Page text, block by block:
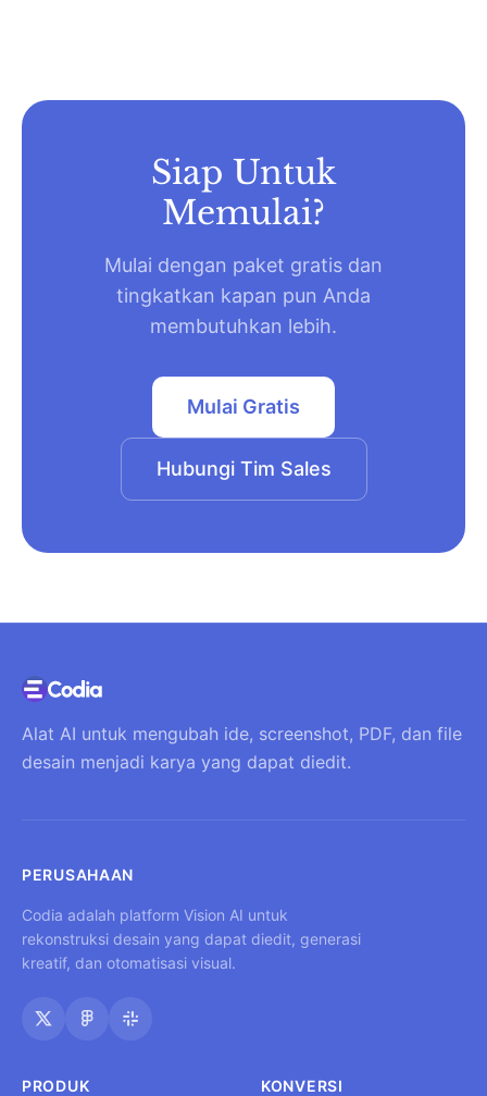
Siap Untuk
Memulai?
Mulai dengan paket gratis dan
tingkatkan kapan pun Anda
membutuhkan lebih.
Mulai Gratis
Hubungi Tim Sales
Alat AI untuk mengubah ide, screenshot, PDF, dan file
desain menjadi karya yang dapat diedit.
PERUSAHAAN
Codia adalah platform Vision AI untuk
rekonstruksi desain yang dapat diedit, generasi
kreatif, dan otomatisasi visual.
PRODUK KONVERSI